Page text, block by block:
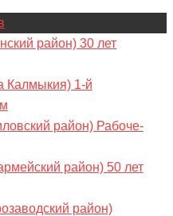
район) 30 лет
Калмыкия) 1-й
район) Рабоче-
район) 50 лет
район)